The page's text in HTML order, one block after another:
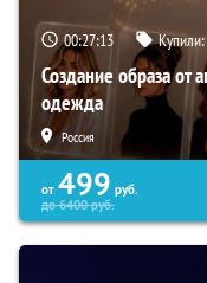
00:27:12 Купили:
Создание образа от
одежда
Россия
от 499 руб.
до6400руб.